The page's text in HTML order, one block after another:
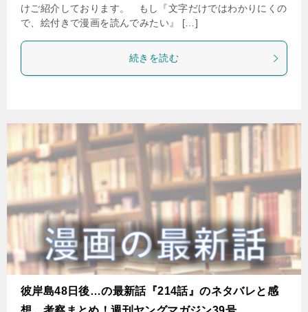
けご紹介しております。 もし『文字だけではわかりにくの
で、絵付きで漫画を読んでみたい』 […]
続きを読む
彼岸島48日後…の最新話『214話』のネタバレと感